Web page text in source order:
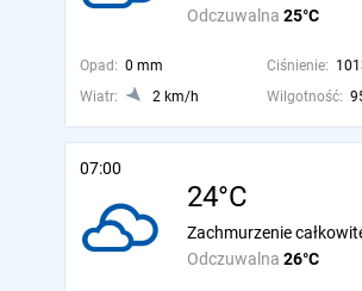
Odczuwalna 25°C
Opad: 0 mm Ciśnienie:
Wiatr:
2 km/h Wilgotność:
07:00
24°C
Odczuwalna 26°C
Zachmurzenie